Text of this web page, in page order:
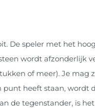
De speler met het
wordt afzonderlijk
of meer). Je mag
punt heeft staan,
de tegenstander, is